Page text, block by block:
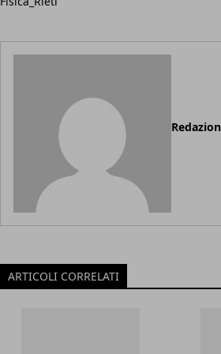
ARTICOLI CORRELATI